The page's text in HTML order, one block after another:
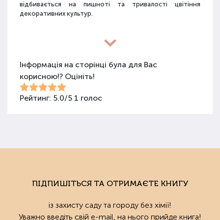
відбивається на пишноті та тривалості цвітіння
декоративних культур.
Різновиди засобів для покращення
Для покращення поживних якостей ґрунту
використовуються різні види засобів: мінеральні
добрива, органічні суміші, засоби змішаного типу,
Органічні добрива
походження: гній, пташиний послід, перегній, компост,
ґрунту, сприяють нормалізації повітро- та вологообміну.
Органічні складники є їжею для мікроорганізмів,
Інформація на сторінці була для Вас
корисною!? Оцініть!
Рейтинг: 5.0/5 1 голос
ПІДПИШІТЬСЯ ТА ОТРИМАЄТЕ КНИГУ
із захисту саду та городу без хімії!
Уважно введіть свій e-mail, на нього прийде книга!